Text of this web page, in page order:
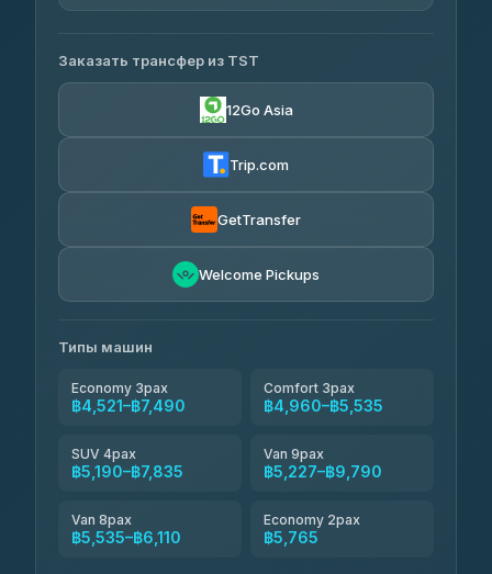
King Travel
4.82(801)
฿4,845-฿6,340
Trang Travel Transfer
Заказать трансфер из TST
12Go Asia
Trip.com
GetTransfer
Welcome Pickups
Типы машин
Economy 3pax
฿4,521–฿7,490
Comfort 3pax
฿4,960–฿5,535
SUV 4pax
฿5,190–฿7,835
Van 9pax
฿5,227–฿9,790
Van 8pax
฿5,535–฿6,110
Economy 2pax
฿5,765